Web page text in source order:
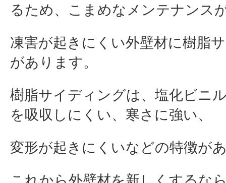
るため、こまめなメンテナンス
凍害が起きにくい外壁材に樹脂
があります。
樹脂サイディングは、塩化ビニ
を吸収しにくい、寒さに強い、
変形が起きにくいなどの特徴が